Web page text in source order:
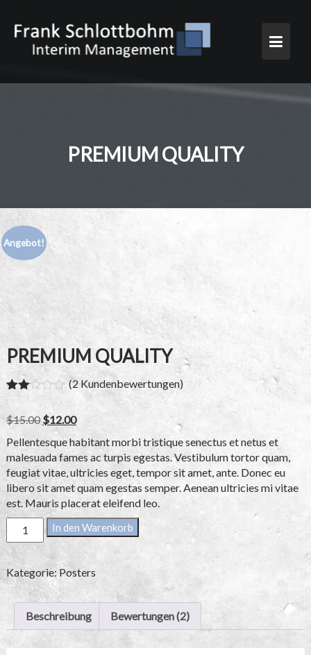
content
PREMIUM QUALITY
Angebot!
PREMIUM QUALITY
mit
2.00
von
5,
bas
ieren
d
auf
Kun
denb
ewer
tung
en
(2 Kundenbewertungen)
$15.00 Original
price
was:
$15.00.
$12.00Current
price
is:
$12.00.
Pellentesque habitant morbi tristique senectus et netus et
malesuada fames ac turpis egestas. Vestibulum tortor quam,
feugiat vitae, ultricies eget, tempor sit amet, ante. Donec eu
libero sit amet quam egestas semper. Aenean ultricies mi vitae
est. Mauris placerat eleifend leo.
Premium
Quality
Menge
In den Warenkorb
Kategorie: Posters
Beschreibung Bewertungen (2)